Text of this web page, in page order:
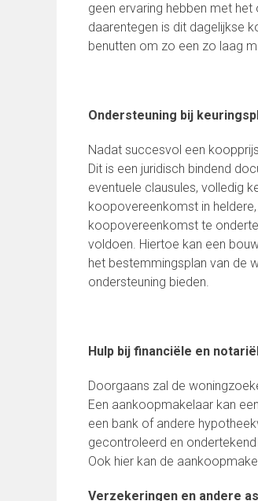
geen ervaring hebben met
daarentegen is dit dagelijkse
benutten om zo een zo laag
Ondersteuning bij
Nadat succesvol een
Dit is een juridisch bindend
eventuele clausules, volledig
koopovereenkomst in
koopovereenkomst te
voldoen. Hiertoe kan een
het bestemmingsplan van de
ondersteuning bieden.
Hulp bij financiële en
Doorgaans zal de
Een aankoopmakelaar kan
een bank of andere
gecontroleerd en
Ook hier kan de
Verzekeringen en andere